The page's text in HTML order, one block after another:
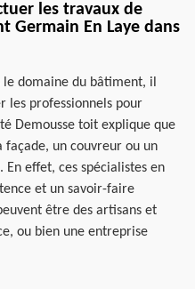
les travaux de
Germain En Laye dans
domaine du bâtiment, il
les professionnels pour
Demousse toit explique que
un couvreur ou un
effet, ces spécialistes en
et un savoir-faire
être des artisans et
ou bien une entreprise